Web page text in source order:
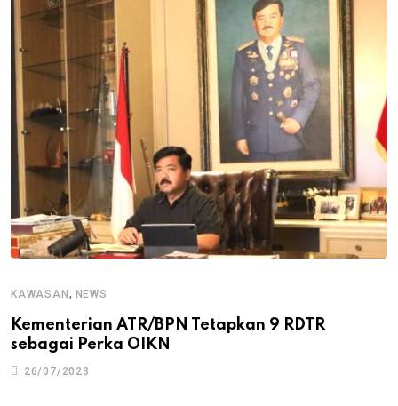
KAWASAN , NEWS
Kementerian ATR/BPN Tetapkan 9 RDTR
sebagai Perka OIKN
26/07/2023